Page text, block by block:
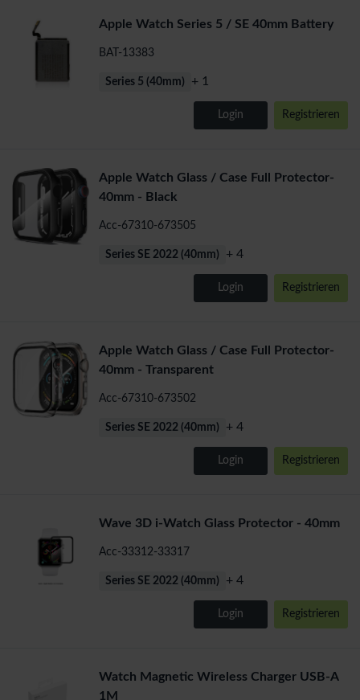
Apple Watch Series 5 / SE 40mm Battery
BAT-13383
Series 5 (40mm) + 1
Login Registrieren
Apple Watch Glass / Case Full Protector-
40mm - Black
Acc-67310-673505
Series SE 2022 (40mm) + 4
Login Registrieren
Apple Watch Glass / Case Full Protector-
40mm - Transparent
Acc-67310-673502
Series SE 2022 (40mm) + 4
Login Registrieren
Wave 3D i-Watch Glass Protector - 40mm
Acc-33312-33317
Series SE 2022 (40mm) + 4
Login Registrieren
Watch Magnetic Wireless Charger USB-A
1M